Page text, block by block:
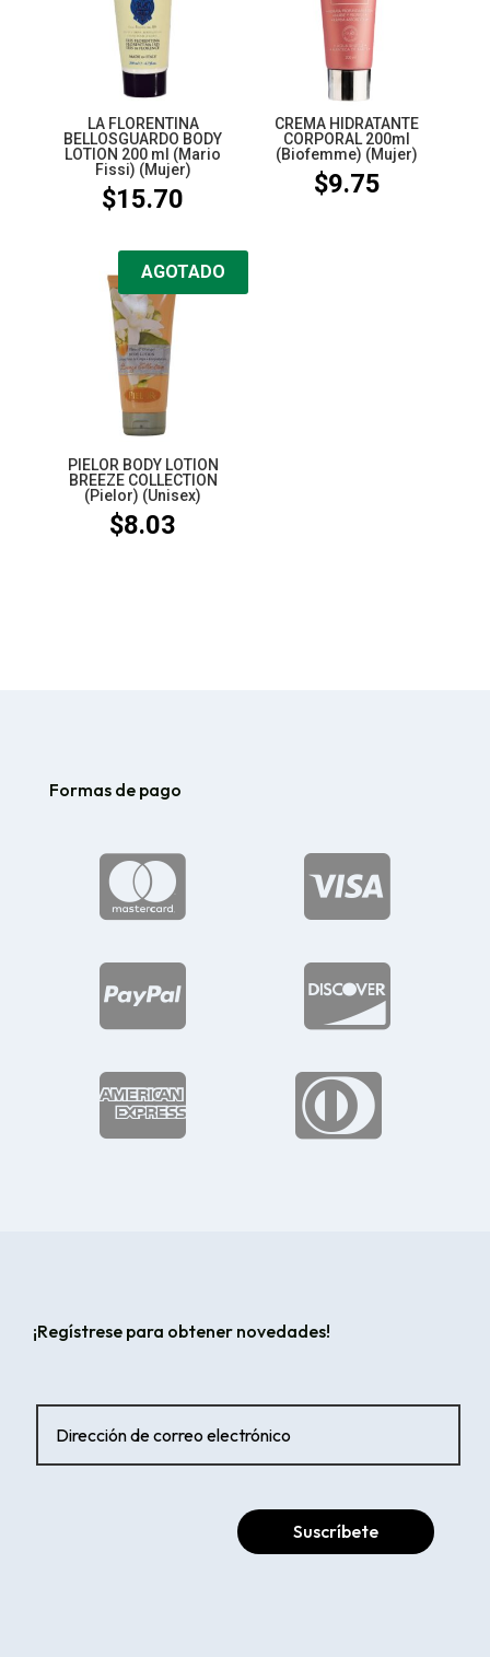
LA FLORENTINA
BELLOSGUARDO BODY
LOTION 200 ml (Mario
Fissi) (Mujer)
$15.70
CREMA HIDRATANTE
CORPORAL 200ml
(Biofemme) (Mujer)
$9.75
AGOTADO
PIELOR BODY LOTION
BREEZE COLLECTION
(Pielor) (Unisex)
$8.03
Formas de pago






¡Regístrese para obtener novedades!
Suscríbete